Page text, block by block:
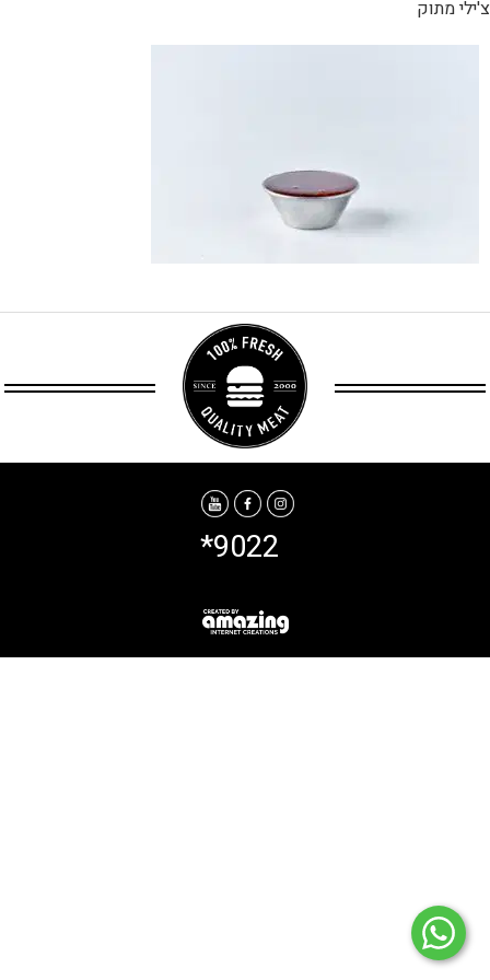
צ'ילי מתוק
*9022